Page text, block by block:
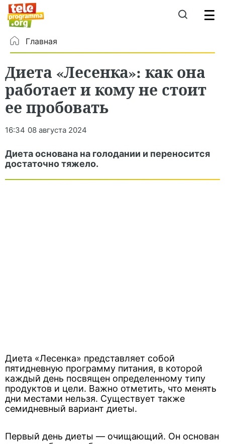
Главная
Диета «Лесенка»: как она
работает и кому не стоит
ее пробовать
16:34 08 августа 2024
Диета основана на голодании и переносится
достаточно тяжело.
Диета «Лесенка» представляет собой
пятидневную программу питания, в которой
каждый день посвящен определенному типу
продуктов и цели. Важно отметить, что менять
дни местами нельзя. Существует также
семидневный вариант диеты.
Первый день диеты — очищающий. Он основан